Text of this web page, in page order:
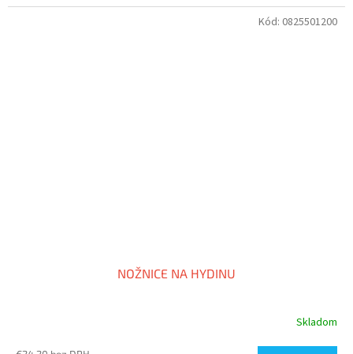
NOŽNICE NA HYDINU
Skladom
Kód: 0825501200